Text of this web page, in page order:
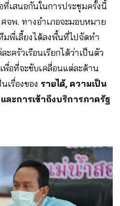
เสนอกันในการประชุมครั้งนี้
จพ. ทางอำเภอจะมอบหมาย
พี่เลี้ยงได้ลงพื้นที่ไปจัดทำ
ครัวเรือนเรียกได้ว่าเป็นตัว
อที่จะขับเคลื่อนแต่ละด้าน
เรื่องของ รายได้, ความเป็น
ะการเข้าถึงบริการภาครัฐ